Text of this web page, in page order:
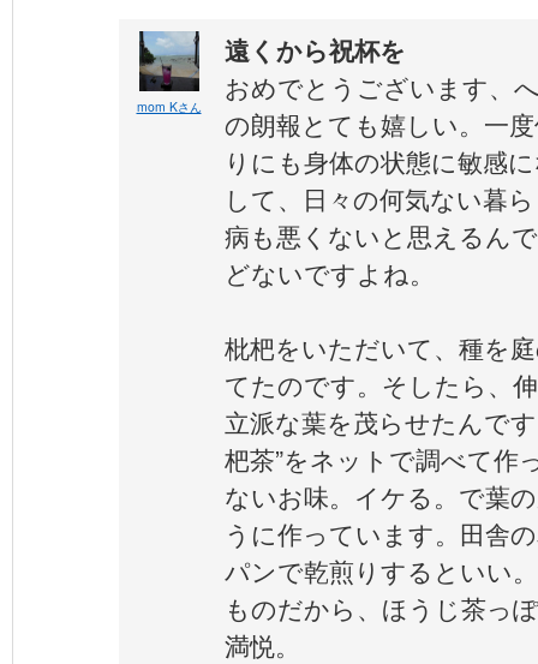
mom Kさん
遠くから祝杯を
おめでとうございます、
の朗報とても嬉しい。一
りにも身体の状態に敏感
して、日々の何気ない暮
病も悪くないと思えるん
どないですよね。
枇杷をいただいて、種を
てたのです。そしたら、
立派な葉を茂らせたんで
杷茶”をネットで調べて作
ないお味。イケる。で葉
うに作っています。田舎
パンで乾煎りするといい
ものだから、ほうじ茶っ
満悦。